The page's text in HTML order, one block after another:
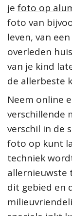
je foto op
foto van
leven, van
overleden
van je kind
de allerbeste
Neem online
verschillende
verschil in de
foto op kunt
techniek
allernieuwste
dit gebied en